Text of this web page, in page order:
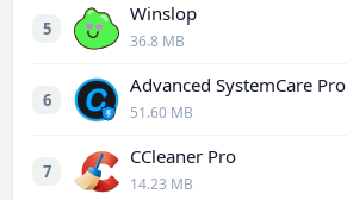
5
Winslop
36.8 MB
6
Advanced SystemCare Pro
51.60 MB
7
CCleaner Pro
14.23 MB